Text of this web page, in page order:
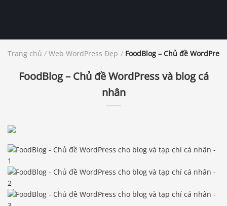
Trang chủ / Web WordPress Đẹp / FoodBlog – Chủ đề
FoodBlog – Chủ đề WordPress và blog cá
nhân